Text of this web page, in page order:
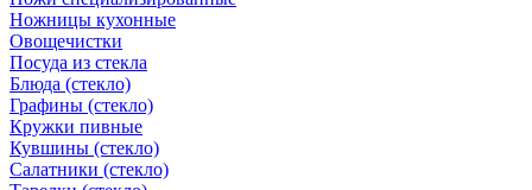
Ножницы кухонные
Овощечистки
Посуда из стекла
Блюда (стекло)
Графины (стекло)
Кружки пивные
Кувшины (стекло)
Салатники (стекло)